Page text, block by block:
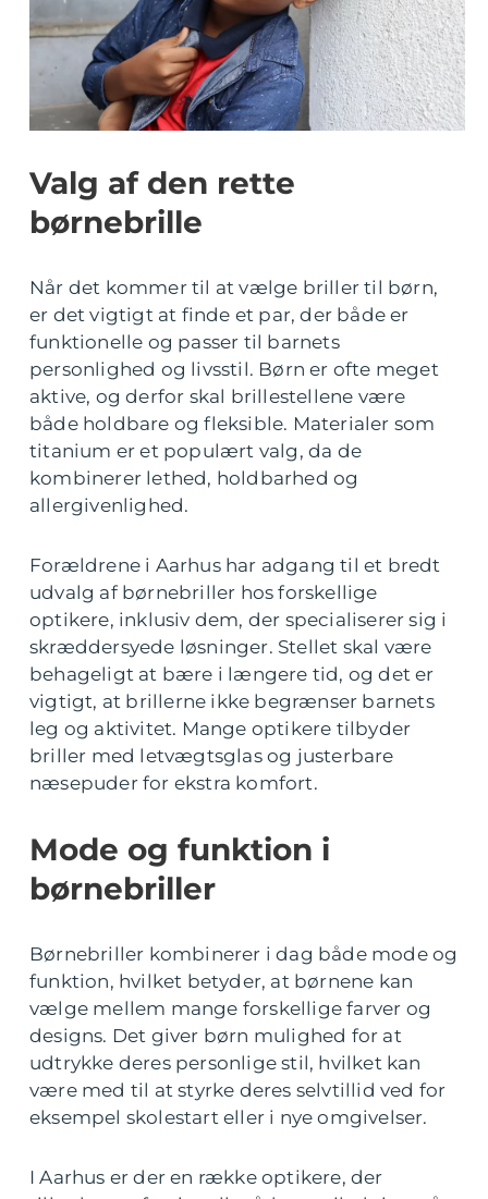
Valg af den rette
børnebrille
Når det kommer til at vælge briller til børn,
er det vigtigt at finde et par, der både er
funktionelle og passer til barnets
personlighed og livsstil. Børn er ofte meget
aktive, og derfor skal brillestellene være
både holdbare og fleksible. Materialer som
titanium er et populært valg, da de
kombinerer lethed, holdbarhed og
allergivenlighed.
Forældrene i Aarhus har adgang til et bredt
udvalg af børnebriller hos forskellige
optikere, inklusiv dem, der specialiserer sig i
skræddersyede løsninger. Stellet skal være
behageligt at bære i længere tid, og det er
vigtigt, at brillerne ikke begrænser barnets
leg og aktivitet. Mange optikere tilbyder
briller med letvægtsglas og justerbare
næsepuder for ekstra komfort.
Mode og funktion i
børnebriller
Børnebriller kombinerer i dag både mode og
funktion, hvilket betyder, at børnene kan
vælge mellem mange forskellige farver og
designs. Det giver børn mulighed for at
udtrykke deres personlige stil, hvilket kan
være med til at styrke deres selvtillid ved for
eksempel skolestart eller i nye omgivelser.
I Aarhus er der en række optikere, der